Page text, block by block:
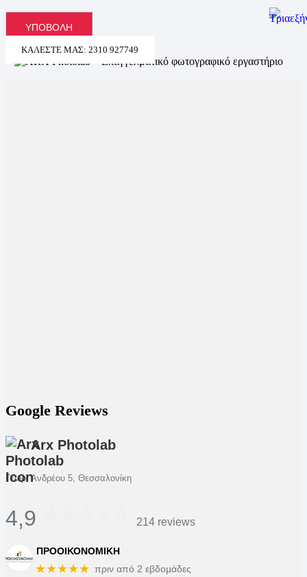
ΚΑΛΈΣΤΕ ΜΑΣ: 2310 927749
Google Reviews
Arx Photolab
Γεωρ. Ανδρέου 5, Θεσσαλονίκη
4,9 214 reviews
ΠΡΟΟΙΚΟΝΟΜΙΚΗ
★★★★★ πριν από 2 εβδομάδες